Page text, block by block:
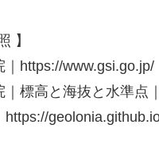
】
｜https://www.gsi.go.jp/
｜標高と海抜と水準点
https://